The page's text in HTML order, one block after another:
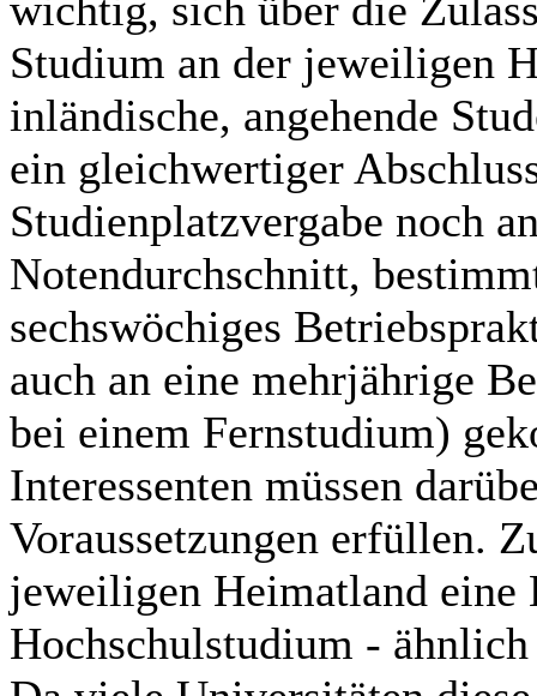
Studium an der jeweiligen
inländische, angehende
ein gleichwertiger
Studienplatzvergabe noch
Notendurchschnitt,
sechswöchiges
auch an eine mehrjährige
bei einem Fernstudium)
Interessenten müssen
Voraussetzungen erfüllen.
jeweiligen Heimatland eine
Hochschulstudium -